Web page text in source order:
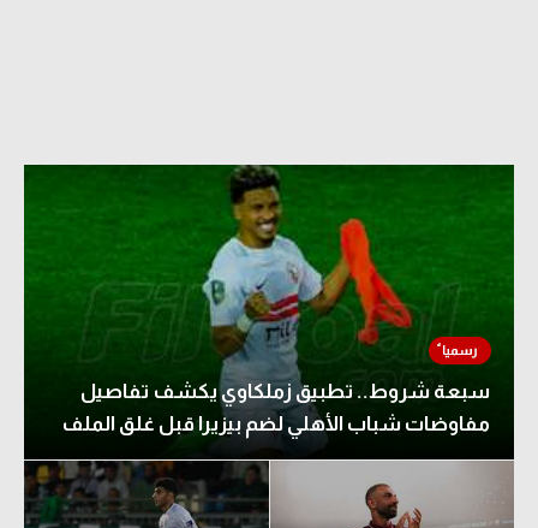
سبعة شروط.. تطبيق زملكاوي يكشف تفاصيل
مفاوضات شباب الأهلي لضم بيزيرا قبل غلق الملف